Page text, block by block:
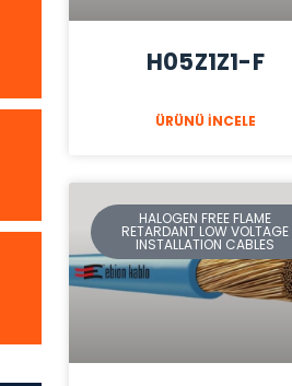
H05Z1Z1-F
ÜRÜNÜ İNCELE
HALOGEN FREE FLAME
RETARDANT LOW VOLTAGE
INSTALLATION CABLES